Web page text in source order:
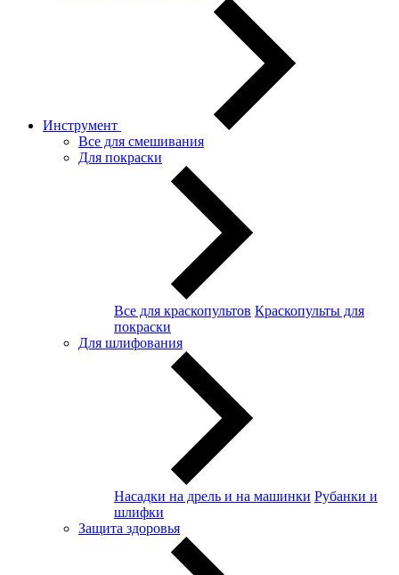
Инструмент
Все для смешивания
Для покраски
Все для краскопультов Краскопульты для
покраски
Для шлифования
Насадки на дрель и на машинки Рубанки и
шлифки
Защита здоровья